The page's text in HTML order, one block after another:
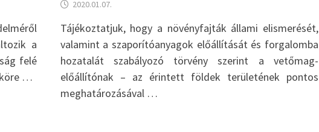
a
felé
köre …
2020.01.07.
Tájékoztatjuk, hogy a növényfajták állami elismerését,
valamint a szaporítóanyagok előállítását és forgalomba
hozatalát szabályozó törvény szerint a vetőmag-
előállítónak – az érintett földek területének pontos
meghatározásával …